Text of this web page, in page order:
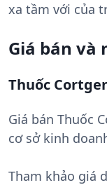
xa tầm với của
Giá bán và
Thuốc
Giá bán Thuốc
cơ sở kinh
Tham khảo giá